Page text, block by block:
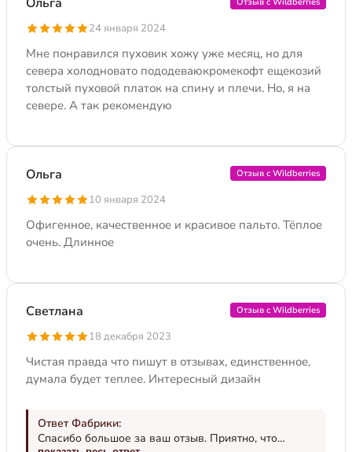
24 января 2024
Мне понравился пуховик хожу уже месяц, но для
севера холодновато пододеваюкромекофт ещекозий
толстый пуховой платок на спину и плечи. Но, я на
севере. А так рекомендую
Ольга Отзыв с Wildberries
10 января 2024
Офигенное, качественное и красивое пальто. Тёплое
очень. Длинное
Светлана Отзыв с Wildberries
18 декабря 2023
Чистая правда что пишут в отзывах, единственное,
думала будет теплее. Интересный дизайн
Ответ Фабрики:
Спасибо большое за ваш отзыв. Приятно, что